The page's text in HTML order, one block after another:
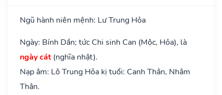
Ngũ hành niên mệnh: Lư Trung Hỏa
Ngày: Bính Dần; tức Chi sinh Can (Mộc, Hỏa), là
ngày cát(nghĩa nhật).
Nạp âm: Lô Trung Hỏa kị tuổi: Canh Thân, Nhâm
Thân.